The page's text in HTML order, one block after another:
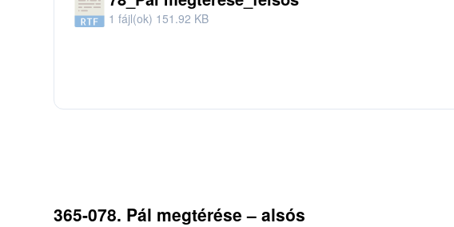
1 fájl(ok) 151.92 KB
365-078. Pál megtérése – alsós